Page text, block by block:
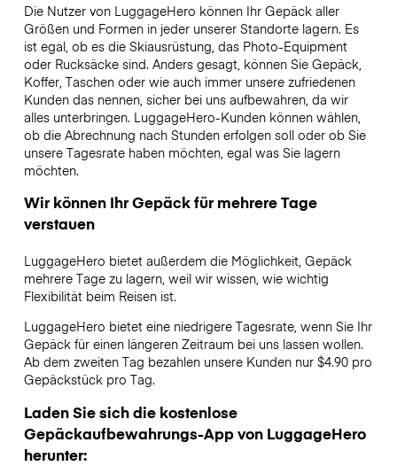
Die Nutzer von LuggageHero können Ihr Gepäck aller
Größen und Formen in jeder unserer Standorte lagern. Es
ist egal, ob es die Skiausrüstung, das Photo-Equipment
oder Rucksäcke sind. Anders gesagt, können Sie Gepäck,
Koffer, Taschen oder wie auch immer unsere zufriedenen
Kunden das nennen, sicher bei uns aufbewahren, da wir
alles unterbringen. LuggageHero-Kunden können wählen,
ob die Abrechnung nach Stunden erfolgen soll oder ob Sie
unsere Tagesrate haben möchten, egal was Sie lagern
möchten.
Wir können Ihr Gepäck für mehrere Tage
verstauen
LuggageHero bietet außerdem die Möglichkeit, Gepäck
mehrere Tage zu lagern, weil wir wissen, wie wichtig
Flexibilität beim Reisen ist.
LuggageHero bietet eine niedrigere Tagesrate, wenn Sie Ihr
Gepäck für einen längeren Zeitraum bei uns lassen wollen.
Ab dem zweiten Tag bezahlen unsere Kunden nur $4.90 pro
Gepäckstück pro Tag.
Laden Sie sich die kostenlose
Gepäckaufbewahrungs-App von LuggageHero
herunter: